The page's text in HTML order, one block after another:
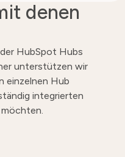
denen
HubSpot Hubs
unterstützen wir
einzelnen Hub
integrierten